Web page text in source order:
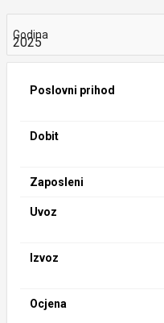
Godina
Poslovni prihod
Dobit
Zaposleni
Uvoz
Izvoz
Ocjena